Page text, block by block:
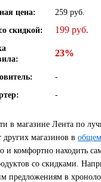
цена:
259 руб.
скидкой:
199 руб.
23%
-
-
в магазине Лента по
магазинов в общем
и комфортно находить
со скидками.
предложениям в